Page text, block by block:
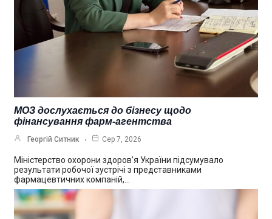
МОЗ дослухається до бізнесу щодо
фінансування фарм-агентства
Георгій Ситник Сер 7, 2026
Міністерство охорони здоров’я України підсумувало
результати робочої зустрічі з представниками
фармацевтичних компаній,…